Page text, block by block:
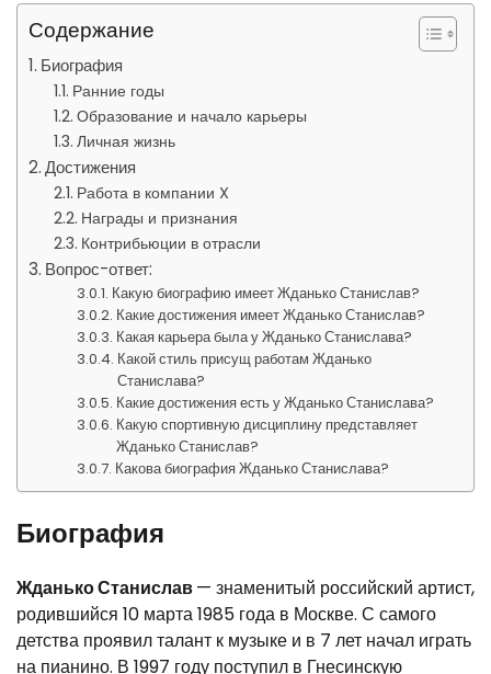
Содержание
Биография
Ранние годы
Образование и начало карьеры
Личная жизнь
Достижения
Работа в компании X
Награды и признания
Контрибьюции в отрасли
Вопрос-ответ:
Какую биографию имеет Жданько Станислав?
Какие достижения имеет Жданько Станислав?
Какая карьера была у Жданько Станислава?
Какой стиль присущ работам Жданько
Станислава?
Какие достижения есть у Жданько Станислава?
Какую спортивную дисциплину представляет
Жданько Станислав?
Какова биография Жданько Станислава?
Биография
Жданько Станислав— знаменитый российский артист,
родившийся 10 марта 1985 года в Москве. С самого
детства проявил талант к музыке и в 7 лет начал играть
на пианино. В 1997 году поступил в Гнесинскую